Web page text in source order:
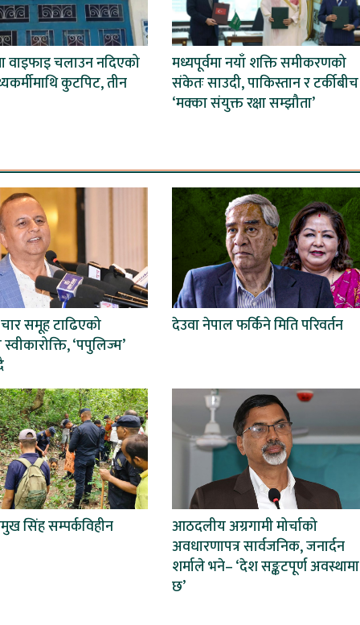
वाइफाइ चलाउन नदिएको
कुटपिट, तीन
मध्यपूर्वमा नयाँ शक्ति समीकरणको
संकेतः साउदी, पाकिस्तान र टर्कीबीच
‘मक्का संयुक्त रक्षा सम्झौता’
समूह टाढिएको
‘पपुलिज्म’
देउवा नेपाल फर्किने मिति परिवर्तन
सिंह सम्पर्कविहीन
आठदलीय अग्रगामी मोर्चाको
अवधारणापत्र सार्वजनिक, जनार्दन
शर्माले भने– ‘देश सङ्कटपूर्ण अवस्थामा
छ’